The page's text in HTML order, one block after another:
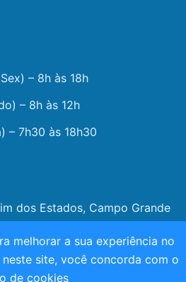
– 8h às 18h
– 8h às 12h
– 7h30 às 18h30
dos Estados, Campo Grande
. Todos os direitos
melhorar a sua experiência no
site, você concorda com o
de cookies